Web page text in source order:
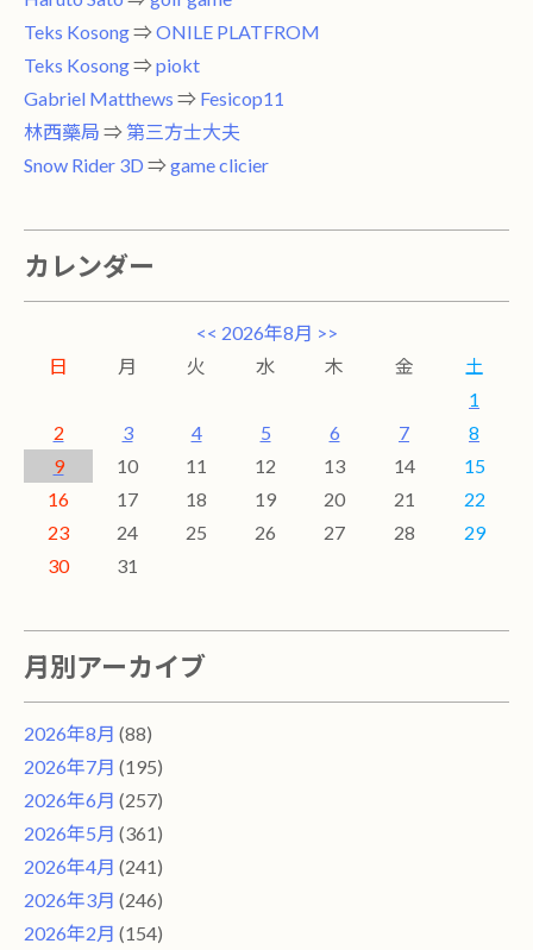
Teks Kosong⇒ ONILE PLATFROM
Teks Kosong⇒ piokt
Gabriel Matthews ⇒ Fesicop11
林西藥局 ⇒ 第三方士大夫
Snow Rider 3D ⇒ game clicier
カレンダー
<< 2026年8月 >>
日
月 火 水 木 金
土
1
2
3 4 5 6 7
8
9
10 11 12 13 14
15
16
17 18 19 20 21
22
23
24 25 26 27 28
29
30
31
月別アーカイブ
2026年8月 (88)
2026年7月 (195)
2026年6月 (257)
2026年5月 (361)
2026年4月 (241)
2026年3月 (246)
2026年2月 (154)